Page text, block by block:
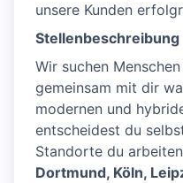
unsere Kunden
Stellenbeschreibung
Wir suchen
gemeinsam mit dir
modernen und
entscheidest du
Standorte du
Dortmund, Köln,